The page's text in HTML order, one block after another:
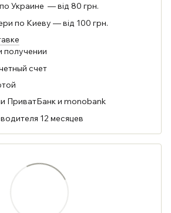
Украине — від 80 грн.
по Киеву — від 100 грн.
получении
счет
ПриватБанк и monobank
12 месяцев